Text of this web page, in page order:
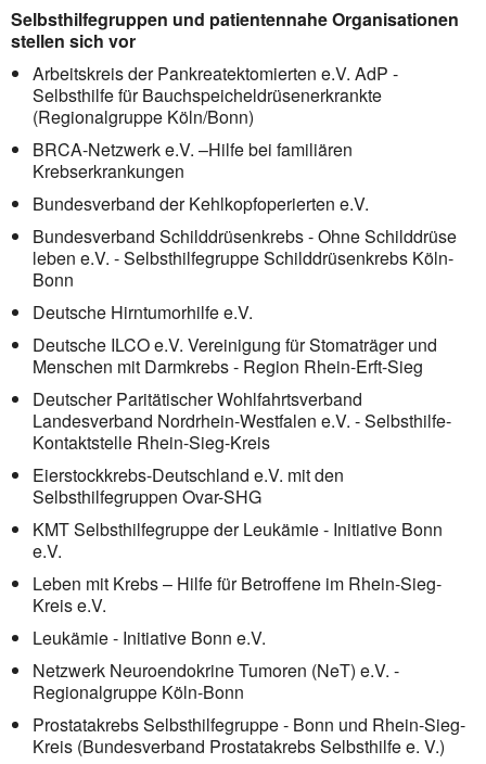
Selbsthilfegruppen und patientennahe Organisationen
stellen sich vor
Arbeitskreis der Pankreatektomierten e.V. AdP -
Selbsthilfe für Bauchspeicheldrüsenerkrankte
(Regionalgruppe Köln/Bonn)
BRCA-Netzwerk e.V. –Hilfe bei familiären
Krebserkrankungen
Bundesverband der Kehlkopfoperierten e.V.
Bundesverband Schilddrüsenkrebs - Ohne Schilddrüse
leben e.V. - Selbsthilfegruppe Schilddrüsenkrebs Köln-
Bonn
Deutsche Hirntumorhilfe e.V.
Deutsche ILCO e.V. Vereinigung für Stomaträger und
Menschen mit Darmkrebs - Region Rhein-Erft-Sieg
Deutscher Paritätischer Wohlfahrtsverband
Landesverband Nordrhein-Westfalen e.V. - Selbsthilfe-
Kontaktstelle Rhein-Sieg-Kreis
Eierstockkrebs-Deutschland e.V. mit den
Selbsthilfegruppen Ovar-SHG
KMT Selbsthilfegruppe der Leukämie - Initiative Bonn
e.V.
Leben mit Krebs – Hilfe für Betroffene im Rhein-Sieg-
Kreis e.V.
Leukämie - Initiative Bonn e.V.
Netzwerk Neuroendokrine Tumoren (NeT) e.V. -
Regionalgruppe Köln-Bonn
Prostatakrebs Selbsthilfegruppe - Bonn und Rhein-Sieg-
Kreis (Bundesverband Prostatakrebs Selbsthilfe e. V.)